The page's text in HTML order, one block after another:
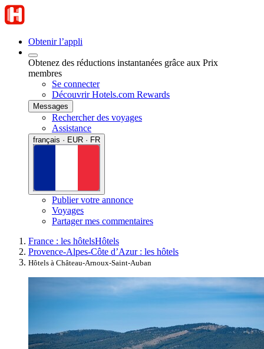
Obtenir l’appli
Obtenez des réductions instantanées grâce aux Prix
membres
Se connecter
Découvrir Hotels.com Rewards
Messages
Rechercher des voyages
Assistance
français · EUR · FR
Publier votre annonce
Voyages
Partager mes commentaires
France : les hôtelsHôtels
Provence-Alpes-Côte d’Azur : les hôtels
Hôtels à Château-Arnoux-Saint-Auban